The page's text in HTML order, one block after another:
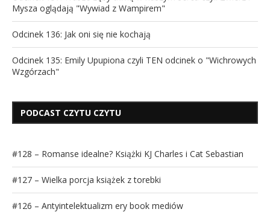
Mysza oglądają "Wywiad z Wampirem"
Odcinek 136: Jak oni się nie kochają
Odcinek 135: Emily Upupiona czyli TEN odcinek o "Wichrowych
Wzgórzach"
PODCAST CZYTU CZYTU
#128 – Romanse idealne? Książki KJ Charles i Cat Sebastian
#127 – Wielka porcja książek z torebki
#126 – Antyintelektualizm ery book mediów